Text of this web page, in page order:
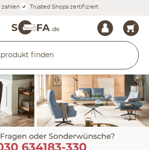
zahlen Trusted Shops zertifiziert